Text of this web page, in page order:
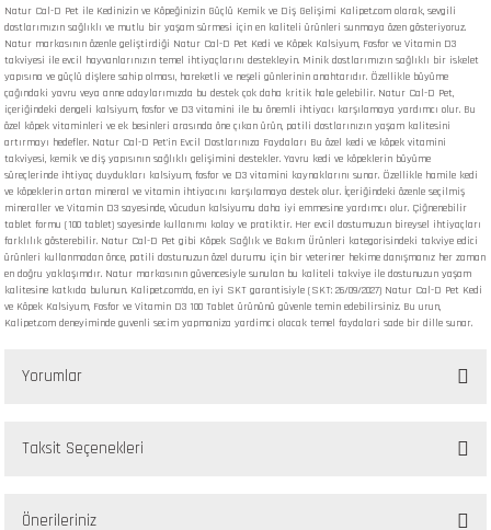
Natur Cal-D Pet ile Kedinizin ve Köpeğinizin Güçlü Kemik ve Diş Gelişimi Kalipet.com olarak, sevgili
dostlarımızın sağlıklı ve mutlu bir yaşam sürmesi için en kaliteli ürünleri sunmaya özen gösteriyoruz.
Natur markasının özenle geliştirdiği Natur Cal-D Pet Kedi ve Köpek Kalsiyum, Fosfor ve Vitamin D3
takviyesi ile evcil hayvanlarınızın temel ihtiyaçlarını destekleyin. Minik dostlarımızın sağlıklı bir iskelet
yapısına ve güçlü dişlere sahip olması, hareketli ve neşeli günlerinin anahtarıdır. Özellikle büyüme
çağındaki yavru veya anne adaylarımızda bu destek çok daha kritik hale gelebilir. Natur Cal-D Pet,
içeriğindeki dengeli kalsiyum, fosfor ve D3 vitamini ile bu önemli ihtiyacı karşılamaya yardımcı olur. Bu
özel köpek vitaminleri ve ek besinleri arasında öne çıkan ürün, patili dostlarınızın yaşam kalitesini
artırmayı hedefler. Natur Cal-D Pet'in Evcil Dostlarınıza Faydaları Bu özel kedi ve köpek vitamini
takviyesi, kemik ve diş yapısının sağlıklı gelişimini destekler. Yavru kedi ve köpeklerin büyüme
süreçlerinde ihtiyaç duydukları kalsiyum, fosfor ve D3 vitamini kaynaklarını sunar. Özellikle hamile kedi
ve köpeklerin artan mineral ve vitamin ihtiyacını karşılamaya destek olur. İçeriğindeki özenle seçilmiş
mineraller ve Vitamin D3 sayesinde, vücudun kalsiyumu daha iyi emmesine yardımcı olur. Çiğnenebilir
tablet formu (100 tablet) sayesinde kullanımı kolay ve pratiktir. Her evcil dostumuzun bireysel ihtiyaçları
farklılık gösterebilir. Natur Cal-D Pet gibi Köpek Sağlık ve Bakım Ürünleri kategorisindeki takviye edici
ürünleri kullanmadan önce, patili dostunuzun özel durumu için bir veteriner hekime danışmanız her zaman
en doğru yaklaşımdır. Natur markasının güvencesiyle sunulan bu kaliteli takviye ile dostunuzun yaşam
kalitesine katkıda bulunun. Kalipet.com'da, en iyi SKT garantisiyle (SKT: 26/09/2027) Natur Cal-D Pet Kedi
ve Köpek Kalsiyum, Fosfor ve Vitamin D3 100 Tablet ürününü güvenle temin edebilirsiniz. Bu urun,
Kalipet.com deneyiminde guvenli secim yapmaniza yardimci olacak temel faydalari sade bir dille sunar.
Yorumlar
Taksit Seçenekleri
Önerileriniz